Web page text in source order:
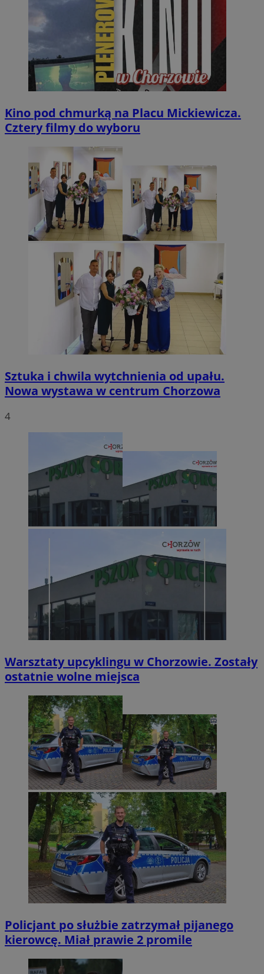
Kino pod chmurką na Placu Mickiewicza.
Cztery filmy do wyboru
Sztuka i chwila wytchnienia od upału.
Nowa wystawa w centrum Chorzowa
4
Warsztaty upcyklingu w Chorzowie. Zostały
ostatnie wolne miejsca
Policjant po służbie zatrzymał pijanego
kierowcę. Miał prawie 2 promile